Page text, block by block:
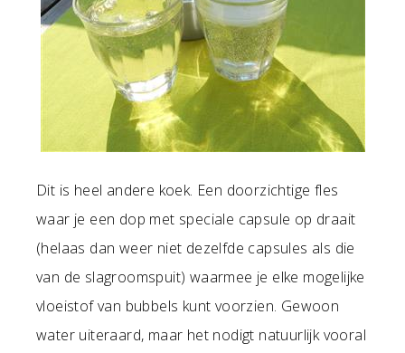
Dit is heel andere koek. Een doorzichtige fles
waar je een dop met speciale capsule op draait
(helaas dan weer niet dezelfde capsules als die
van de slagroomspuit) waarmee je elke mogelijke
vloeistof van bubbels kunt voorzien. Gewoon
water uiteraard, maar het nodigt natuurlijk vooral